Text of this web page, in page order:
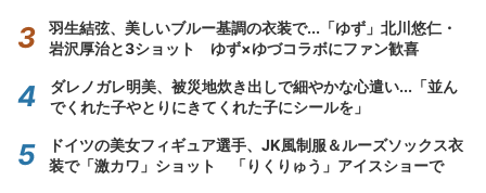
羽生結弦、美しいブルー基調の衣装で...「ゆず」北川悠仁・
岩沢厚治と3ショット ゆず×ゆづコラボにファン歓喜
ダレノガレ明美、被災地炊き出しで細やかな心遣い...「並ん
でくれた子やとりにきてくれた子にシールを」
ドイツの美女フィギュア選手、JK風制服＆ルーズソックス衣
装で「激カワ」ショット 「りくりゅう」アイスショーで